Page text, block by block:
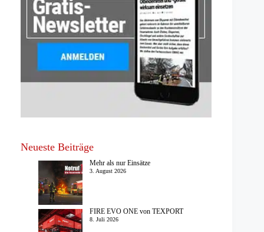
Neueste Beiträge
Mehr als nur Einsätze
3. August 2026
FIRE EVO ONE von TEXPORT
8. Juli 2026